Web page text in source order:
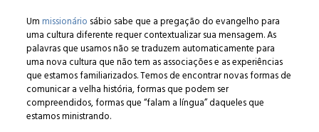
Um missionário sábio sabe que a pregação do evangelho para
uma cultura diferente requer contextualizar sua mensagem. As
palavras que usamos não se traduzem automaticamente para
uma nova cultura que não tem as associações e as experiências
que estamos familiarizados. Temos de encontrar novas formas de
comunicar a velha história, formas que podem ser
compreendidos, formas que “falam a língua” daqueles que
estamos ministrando.